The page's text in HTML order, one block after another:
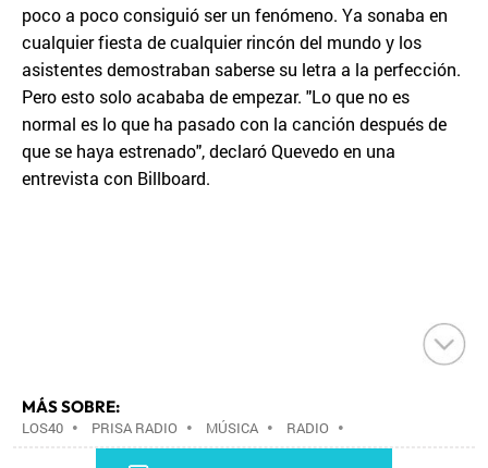
poco a poco consiguió ser un fenómeno. Ya sonaba en
cualquier fiesta de cualquier rincón del mundo y los
asistentes demostraban saberse su letra a la perfección.
Pero esto solo acababa de empezar. "Lo que no es
normal es lo que ha pasado con la canción después de
que se haya estrenado", declaró Quevedo en una
entrevista con Billboard.
MÁS SOBRE:
LOS40 • PRISA RADIO • MÚSICA • RADIO •
GRUPO PRISA•GRUPO COMUNICACIÓN•MEDIOS